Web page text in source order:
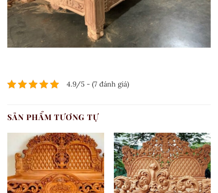
4.9/5 - (7 đánh giá)
SẢN PHẨM TƯƠNG TỰ